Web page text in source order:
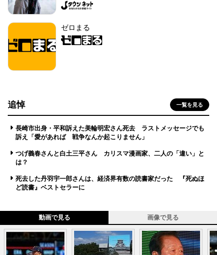
ゼロまる
追悼 一覧を見る
長崎市出身・平和訴えた美輪明宏さん死去 ラストメッセージでも
訴え「愛があれば 戦争なんか起こりません」
つげ義春さんと白土三平さん カリスマ漫画家、二人の「違い」と
は？
死去した丹羽宇一郎さんは、経済界有数の読書家だった 『死ぬほ
ど読書』ベストセラーに
動画で見る 画像で見る